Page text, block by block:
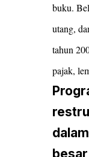
buku.
utang,
tahun
pajak,